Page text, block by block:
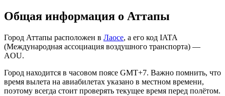
Общая информация о Аттапы
Город Аттапы расположен в Лаосе, а его код IATA
(Международная ассоциация воздушного транспорта) —
AOU.
Город находится в часовом поясе GMT+7. Важно помнить, что
время вылета на авиабилетах указано в местном времени,
поэтому всегда стоит проверять текущее время перед полётом.